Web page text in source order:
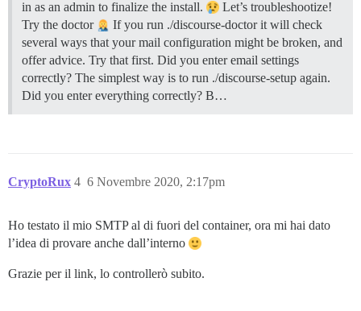
in as an admin to finalize the install.
Let’s troubleshootize!
Try the doctor
If you run ./discourse-doctor it will check
several ways that your mail configuration might be broken, and
offer advice. Try that first. Did you enter email settings
correctly? The simplest way is to run ./discourse-setup again.
Did you enter everything correctly? B…
CryptoRux 6 Novembre 2020, 2:17pm
4
Ho testato il mio SMTP al di fuori del container, ora mi hai dato
l’idea di provare anche dall’interno
Grazie per il link, lo controllerò subito.